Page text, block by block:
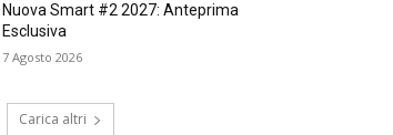
Nuova Smart #2 2027: Anteprima
Esclusiva
7 Agosto 2026
Carica altri